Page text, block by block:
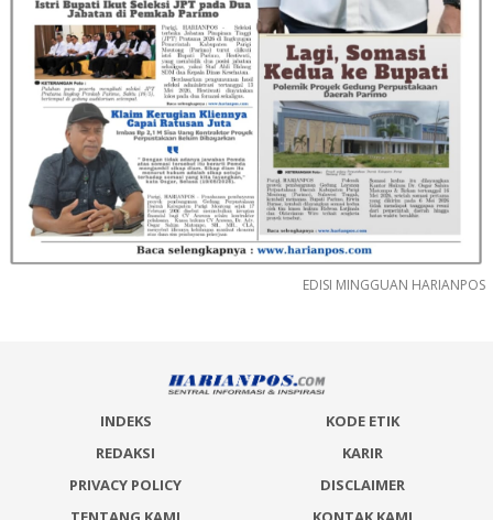
EDISI MINGGUAN HARIANPOS
INDEKS
KODE ETIK
REDAKSI
KARIR
PRIVACY POLICY
DISCLAIMER